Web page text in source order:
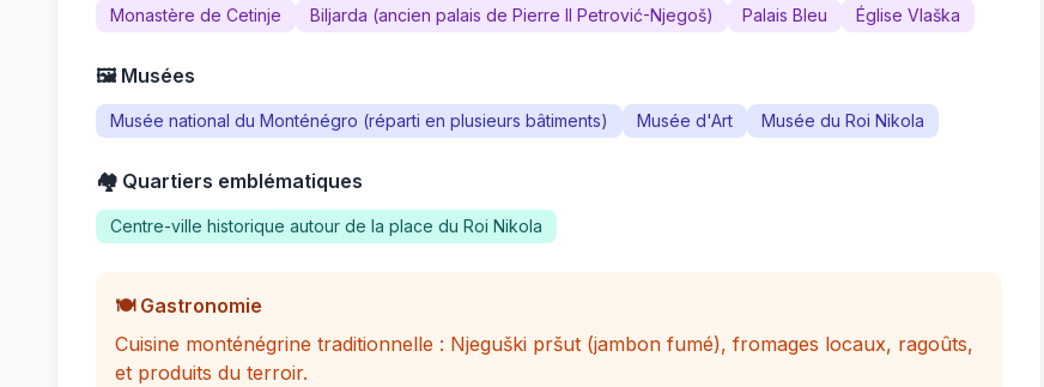
Monastère de Cetinje Biljarda (ancien palais de Pierre II Petrović-Njegoš) Palais Bleu Église Vlaška
🖼️ Musées
Musée national du Monténégro (réparti en plusieurs bâtiments) Musée d'Art Musée du Roi Nikola
🏘️ Quartiers emblématiques
Centre-ville historique autour de la place du Roi Nikola
🍽️ Gastronomie
Cuisine monténégrine traditionnelle : Njeguški pršut (jambon fumé), fromages locaux, ragoûts,
et produits du terroir.